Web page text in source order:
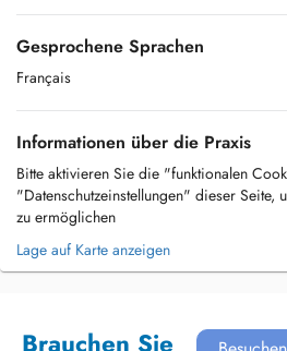
Gesprochene Sprachen
Français
Informationen über die Praxis
Bitte aktivieren Sie die "funktionalen
"Datenschutzeinstellungen" dieser Seite,
zu ermöglichen
Lage auf Karte anzeigen
Brauchen Sie